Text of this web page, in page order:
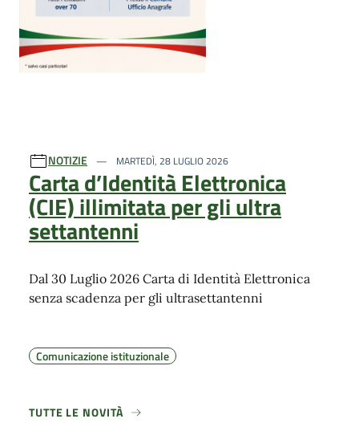
NOTIZIE MARTEDÌ, 28 LUGLIO 2026
Carta d’Identità Elettronica
(CIE) illimitata per gli ultra
settantenni
Dal 30 Luglio 2026 Carta di Identità Elettronica
senza scadenza per gli ultrasettantenni
Comunicazione istituzionale
TUTTE LE NOVITÀ